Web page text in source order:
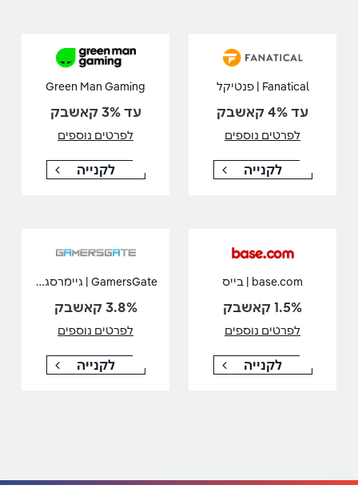
Fanatical | פנטיקל
עד 4% קאשבק
לפרטים נוספים
לקנייה
Green Man Gaming
עד 3% קאשבק
לפרטים נוספים
לקנייה
base.com | בייס
1.5% קאשבק
לפרטים נוספים
לקנייה
GamersGate | גיימרסגייט
3.8% קאשבק
לפרטים נוספים
לקנייה